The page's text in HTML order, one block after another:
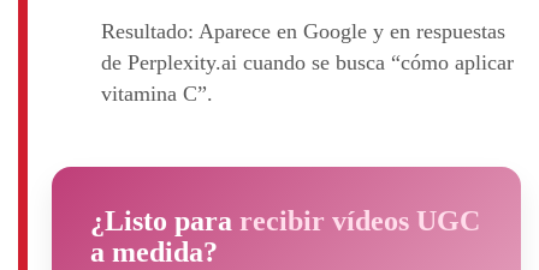
Resultado: Aparece en Google y en respuestas
de Perplexity.ai cuando se busca “cómo aplicar
vitamina C”.
¿Listo para recibir vídeos UGC
a medida?